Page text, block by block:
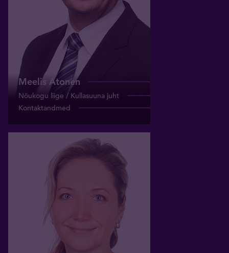
Meelis Atonen
Nõukogu liige / Kullasuuna juht
Kontaktandmed
Ingrid Weigel
Pearaamatupidaja
ingrid.veigel@tavid.ee
+372 5114251